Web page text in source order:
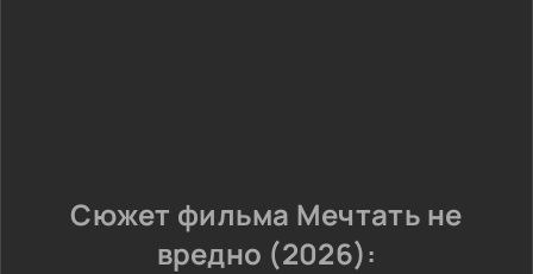
Сюжет фильма Мечтать не
вредно (2026):